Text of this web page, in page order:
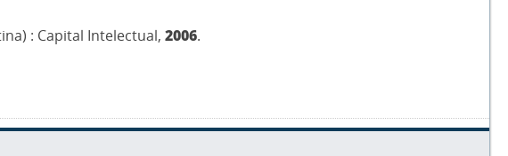
: Capital Intelectual, 2006.